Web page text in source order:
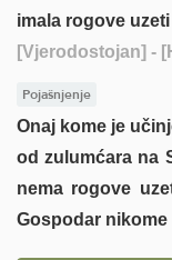
imala rogove
[Vjerodostojan] -
Pojašnjenje
Onaj kome je
od zulumćara na
nema rogove
Gospodar